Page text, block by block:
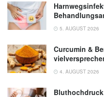
5. AUGUST 2026
Curcumin &
4. AUGUST 2026